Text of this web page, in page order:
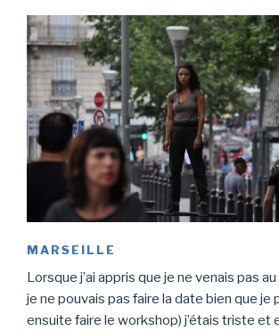
MARSEILLE
Lorsque j’ai appris que je ne venais pas
je ne pouvais pas faire la date bien que je
ensuite faire le workshop) j’étais triste et